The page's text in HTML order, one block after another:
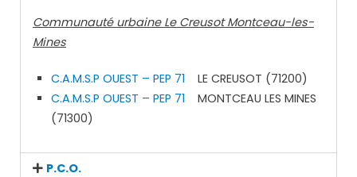
Communauté urbaine Le CreusotMontceau-les-
Mines
C.A.M.S.P OUEST – PEP 71 LE CREUSOT (71200)
C.A.M.S.P OUEST – PEP 71 MONTCEAU LES MINES
(71300)
P.C.O.